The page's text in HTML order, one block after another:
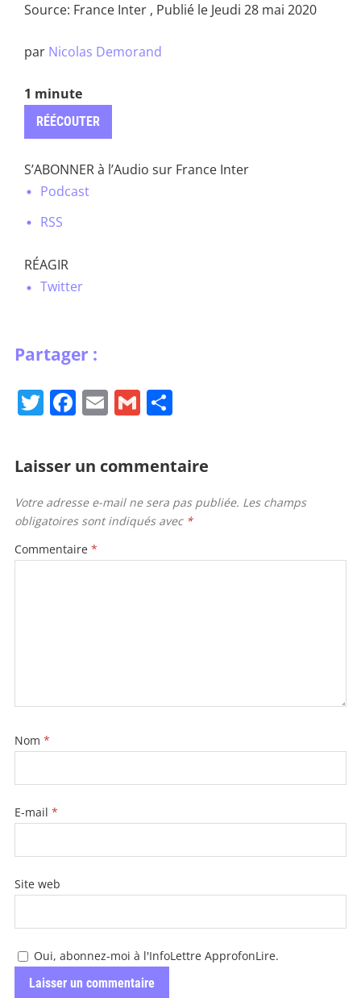
Source: France Inter , Publié le Jeudi 28 mai 2020
par Nicolas Demorand
1 minute
RÉÉCOUTER
S’ABONNER à l’Audio sur France Inter
Podcast
RSS
RÉAGIR
Twitter
T
itt
er
F
c
e
b
o
o
E
ai
l
G
ai
l
P
ta
g
er
Laisser un commentaire
Votre adresse e-mail ne sera pas publiée. Les champs
obligatoires sont indiqués avec *
Commentaire *
Nom *
E-mail *
Site web
Oui, abonnez-moi à l'InfoLettre ApprofonLire.